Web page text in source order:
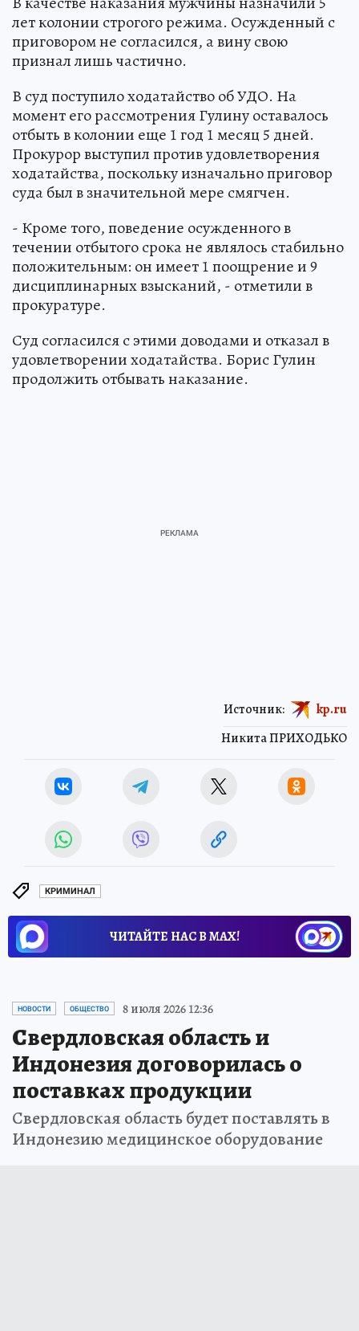
лет колонии строгого режима. Осужденный с
приговором не согласился, а вину свою
признал лишь частично.
В суд поступило ходатайство об УДО. На
момент его рассмотрения Гулину оставалось
отбыть в колонии еще 1 год 1 месяц 5 дней.
Прокурор выступил против удовлетворения
ходатайства, поскольку изначально приговор
суда был в значительной мере смягчен.
- Кроме того, поведение осужденного в
течении отбытого срока не являлось стабильно
положительным: он имеет 1 поощрение и 9
дисциплинарных взысканий, - отметили в
прокуратуре.
Суд согласился с этими доводами и отказал в
удовлетворении ходатайства. Борис Гулин
продолжить отбывать наказание.
Никита ПРИХОДЬКО
Источник: kp.ru
КРИМИНАЛ
ЧИТАЙТЕ НАС В МАХ!
НОВОСТИ ОБЩЕСТВО 8 июля 2026 12:36
Свердловская область и
Индонезия договорилась о
поставках продукции
Свердловская область будет поставлять в
Индонезию медицинское оборудование